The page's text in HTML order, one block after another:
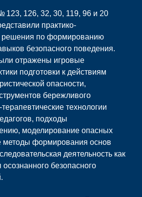
126, 32, 30, 119, 96 и 20
практико-
решения по формированию
безопасного поведения.
отражены игровые
подготовки к действиям
опасности,
бережливого
технологии
подходы
моделирование опасных
методы формирования основ
деятельность как
осознанного безопасного